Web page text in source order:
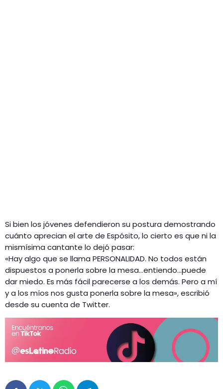
Si bien los jóvenes defendieron su postura demostrando
cuánto aprecian el arte de Espósito, lo cierto es que ni la
mismísima cantante lo dejó pasar:
«Hay algo que se llama PERSONALIDAD. No todos están
dispuestos a ponerla sobre la mesa…entiendo…puede
dar miedo. Es más fácil parecerse a los demás. Pero a mí
y a los míos nos gusta ponerla sobre la mesa», escribió
desde su cuenta de Twitter.